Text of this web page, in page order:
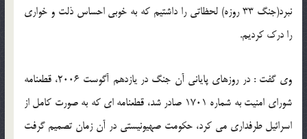
نبرد(جنگ 33 روزه) لحظاتی را داشتیم که به خوبی احساس ذلت و خواری
را درک کردیم.‬‎
وی گفت : در روزهای پایانی آن جنگ در یازدهم آگوست 2006، قطعنامه
شورای امنیت به شماره 1701 صادر شد، قطعنامه ای که به صورت کامل از
اسرائیل طرفداری می کرد، حکومت صهیونیستی در آن زمان تصمیم گرفت